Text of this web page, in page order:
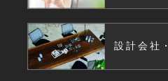
設計会社